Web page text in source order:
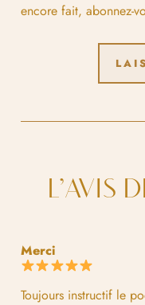
encore fait, abonnez-
L’AVIS
Merci
Toujours instructif le